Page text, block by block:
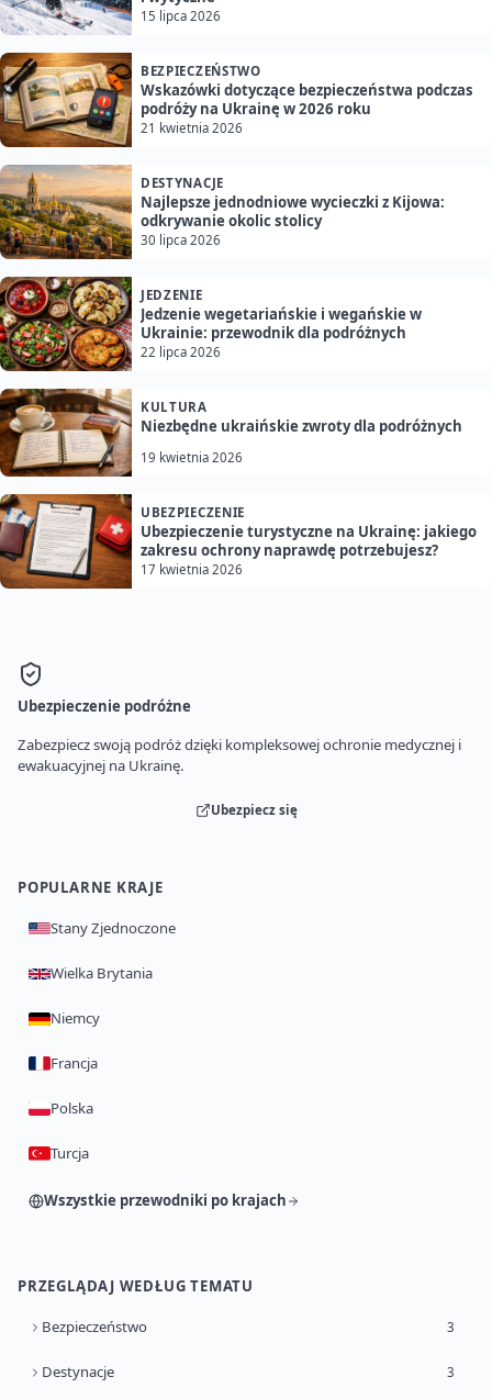
15 lipca 2026
BEZPIECZEŃSTWO
Wskazówki dotyczące bezpieczeństwa podczas
podróży na Ukrainę w 2026 roku
21 kwietnia 2026
DESTYNACJE
Najlepsze jednodniowe wycieczki z Kijowa:
odkrywanie okolic stolicy
30 lipca 2026
JEDZENIE
Jedzenie wegetariańskie i wegańskie w
Ukrainie: przewodnik dla podróżnych
22 lipca 2026
KULTURA
Niezbędne ukraińskie zwroty dla podróżnych
19 kwietnia 2026
UBEZPIECZENIE
Ubezpieczenie turystyczne na Ukrainę: jakiego
zakresu ochrony naprawdę potrzebujesz?
17 kwietnia 2026
Ubezpieczenie podróżne
Zabezpiecz swoją podróż dzięki kompleksowej ochronie medycznej i
ewakuacyjnej na Ukrainę.
Ubezpiecz się
POPULARNE KRAJE
Stany Zjednoczone
Wielka Brytania
Niemcy
Francja
Polska
Turcja
Wszystkie przewodniki po krajach
PRZEGLĄDAJ WEDŁUG TEMATU
Bezpieczeństwo 3
Destynacje 3